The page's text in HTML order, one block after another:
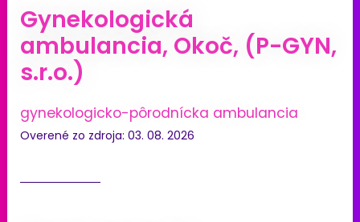
Gynekologická
ambulancia, Okoč, (P-GYN,
s.r.o.)
gynekologicko-pôrodnícka ambulancia
Overené zo zdroja: 03. 08. 2026